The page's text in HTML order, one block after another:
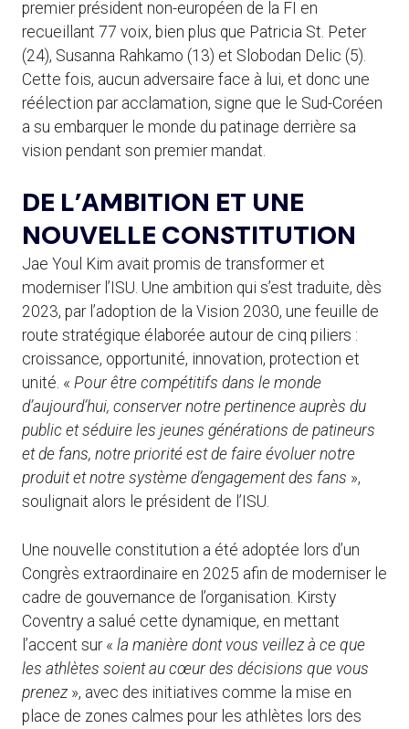
premier président non-européen de la FI en
recueillant 77 voix, bien plus que Patricia St. Peter
(24), Susanna Rahkamo (13) et Slobodan Delic (5).
Cette fois, aucun adversaire face à lui, et donc une
réélection par acclamation, signe que le Sud-Coréen
a su embarquer le monde du patinage derrière sa
vision pendant son premier mandat.
DE L’AMBITION ET UNE
NOUVELLE CONSTITUTION
Jae Youl Kim avait promis de transformer et
moderniser l’ISU. Une ambition qui s’est traduite, dès
2023, par l’adoption de la Vision 2030, une feuille de
route stratégique élaborée autour de cinq piliers :
croissance, opportunité, innovation, protection et
unité. « Pour être compétitifs dans le monde
d’aujourd’hui, conserver notre pertinence auprès du
public et séduire les jeunes générations de patineurs
et de fans, notre priorité est de faire évoluer notre
produit et notre système d’engagement des fans »,
soulignait alors le président de l’ISU.
Une nouvelle constitution a été adoptée lors d’un
Congrès extraordinaire en 2025 afin de moderniser le
cadre de gouvernance de l’organisation. Kirsty
Coventry a salué cette dynamique, en mettant
l’accent sur « la manière dont vous veillez à ce que
les athlètes soient au cœur des décisions que vous
prenez », avec des initiatives comme la mise en
place de zones calmes pour les athlètes lors des